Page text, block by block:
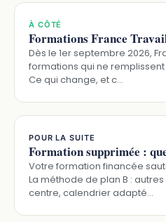
À CÔTÉ
Formations France
Dès le 1er septembre 2026,
formations qui ne
Ce qui change, et c…
POUR LA SUITE
Formation supprimée :
Votre formation financée
La méthode de plan B :
centre, calendrier adapté…